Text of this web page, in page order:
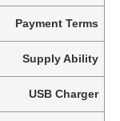
Payment Terms
Supply Ability
USB Charger